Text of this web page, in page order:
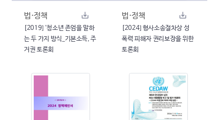
법·정책
[2019] '청소년 존엄을 말하
는 두 가지 방식_기본소득, 주
거권 토론회
법·정책
[2024] 형사소송절차상 성
폭력 피해자 권리보장을 위한
토론회